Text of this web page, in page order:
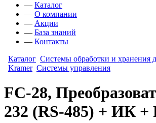
— Каталог
— О компании
— Акции
— База знаний
— Контакты
Каталог Системы обработки и хранения
Kramer Системы управления
FC-28,
232 (RS-485) + ИК